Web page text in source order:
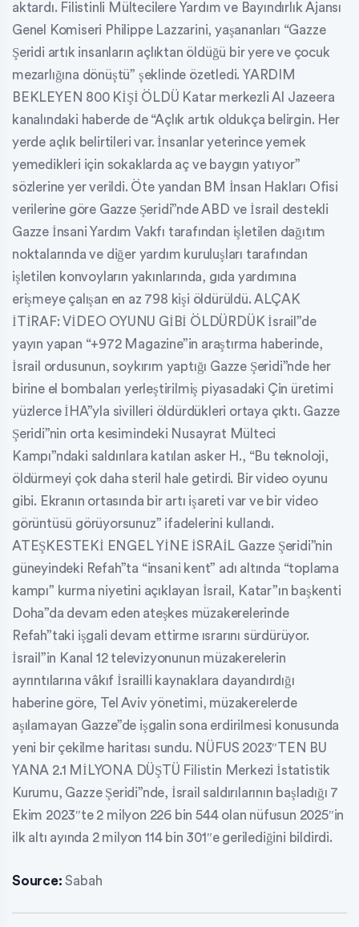
aktardı. Filistinli Mültecilere Yardım ve Bayındırlık Ajansı
Genel Komiseri Philippe Lazzarini, yaşananları “Gazze
Şeridi artık insanların açlıktan öldüğü bir yere ve çocuk
mezarlığına dönüştü” şeklinde özetledi. YARDIM
BEKLEYEN 800 KİŞİ ÖLDÜ Katar merkezli Al Jazeera
kanalındaki haberde de “Açlık artık oldukça belirgin. Her
yerde açlık belirtileri var. İnsanlar yeterince yemek
yemedikleri için sokaklarda aç ve baygın yatıyor”
sözlerine yer verildi. Öte yandan BM İnsan Hakları Ofisi
verilerine göre Gazze Şeridi”nde ABD ve İsrail destekli
Gazze İnsani Yardım Vakfı tarafından işletilen dağıtım
noktalarında ve diğer yardım kuruluşları tarafından
işletilen konvoyların yakınlarında, gıda yardımına
erişmeye çalışan en az 798 kişi öldürüldü. ALÇAK
İTİRAF: VİDEO OYUNU GİBİ ÖLDÜRDÜK İsrail”de
yayın yapan “+972 Magazine”in araştırma haberinde,
İsrail ordusunun, soykırım yaptığı Gazze Şeridi”nde her
birine el bombaları yerleştirilmiş piyasadaki Çin üretimi
yüzlerce İHA”yla sivilleri öldürdükleri ortaya çıktı. Gazze
Şeridi”nin orta kesimindeki Nusayrat Mülteci
Kampı”ndaki saldırılara katılan asker H., “Bu teknoloji,
öldürmeyi çok daha steril hale getirdi. Bir video oyunu
gibi. Ekranın ortasında bir artı işareti var ve bir video
görüntüsü görüyorsunuz” ifadelerini kullandı.
ATEŞKESTEKİ ENGEL YİNE İSRAİL Gazze Şeridi”nin
güneyindeki Refah”ta “insani kent” adı altında “toplama
kampı” kurma niyetini açıklayan İsrail, Katar”ın başkenti
Doha”da devam eden ateşkes müzakerelerinde
Refah”taki işgali devam ettirme ısrarını sürdürüyor.
İsrail”in Kanal 12 televizyonunun müzakerelerin
ayrıntılarına vâkıf İsrailli kaynaklara dayandırdığı
haberine göre, Tel Aviv yönetimi, müzakerelerde
aşılamayan Gazze”de işgalin sona erdirilmesi konusunda
yeni bir çekilme haritası sundu. NÜFUS 2023″TEN BU
YANA 2.1 MİLYONA DÜŞTÜ Filistin Merkezi İstatistik
Kurumu, Gazze Şeridi”nde, İsrail saldırılarının başladığı 7
Ekim 2023″te 2 milyon 226 bin 544 olan nüfusun 2025″in
ilk altı ayında 2 milyon 114 bin 301″e gerilediğini bildirdi.
Source: Sabah